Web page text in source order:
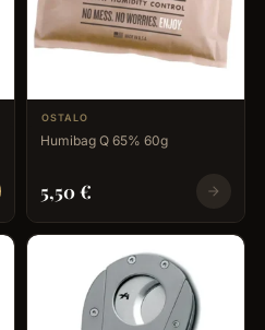
OSTALO
Humibag Q 65% 60g
5,50€